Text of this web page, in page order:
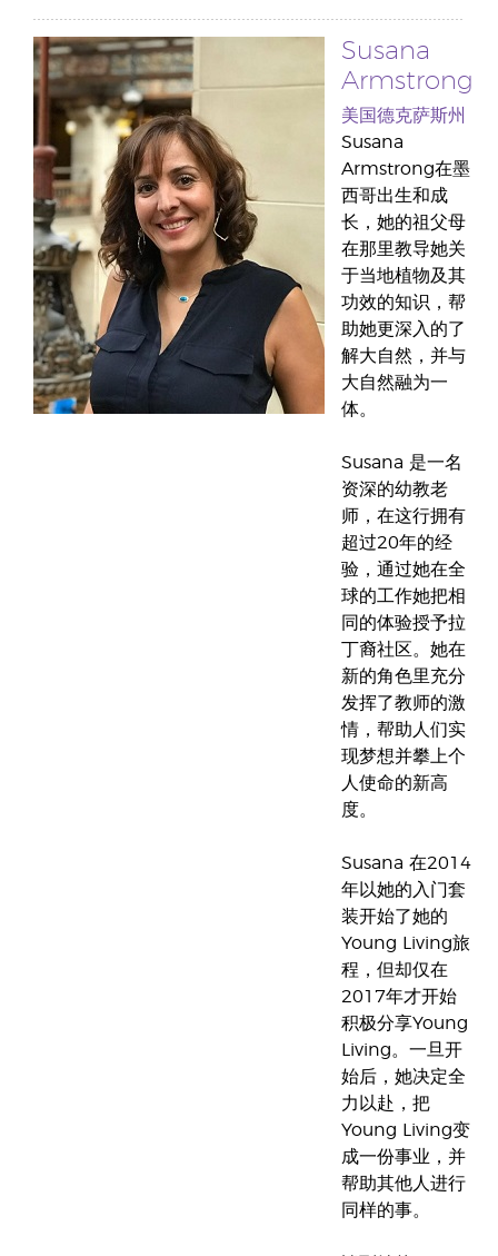
Susana
Armstrong
美国德克萨斯州
Susana
Armstrong在墨
西哥出生和成
长，她的祖父母
在那里教导她关
于当地植物及其
功效的知识，帮
助她更深入的了
解大自然，并与
大自然融为一
体。
Susana 是一名
资深的幼教老
师，在这行拥有
超过20年的经
验，通过她在全
球的工作她把相
同的体验授予拉
丁裔社区。她在
新的角色里充分
发挥了教师的激
情，帮助人们实
现梦想并攀上个
人使命的新高
度。
Susana 在2014
年以她的入门套
装开始了她的
Young Living旅
程，但却仅在
2017年才开始
积极分享Young
Living。一旦开
始后，她决定全
力以赴，把
Young Living变
成一份事业，并
帮助其他人进行
同样的事。